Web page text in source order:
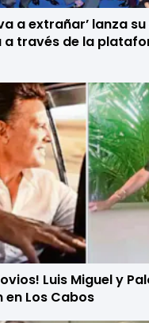
a extrañar’ lanza
través de la
Luis Miguel y
Los Cabos